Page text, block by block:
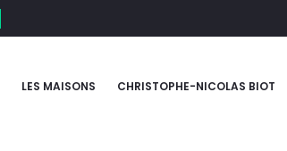
LES MAISONS CHRISTOPHE-NICOLAS BIOT